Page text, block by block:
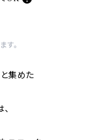
。
集めた